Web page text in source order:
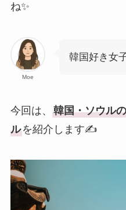
ね✨
Moe
韓国好き女
今回は、 韓国・ソウル
ルを紹介します✍️